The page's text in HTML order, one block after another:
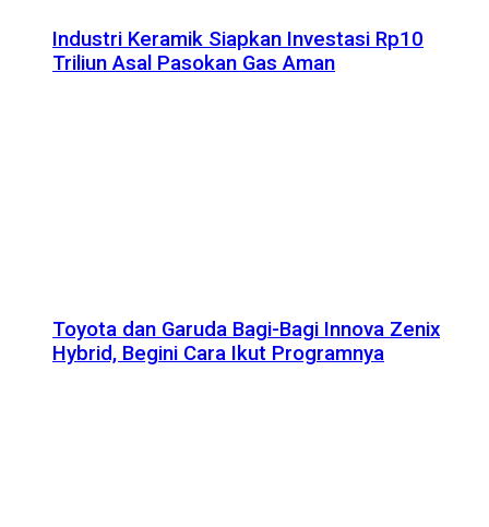
Industri Keramik Siapkan Investasi Rp10
Triliun Asal Pasokan Gas Aman
Toyota dan Garuda Bagi-Bagi Innova Zenix
Hybrid, Begini Cara Ikut Programnya